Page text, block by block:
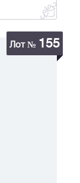
Лот № 155